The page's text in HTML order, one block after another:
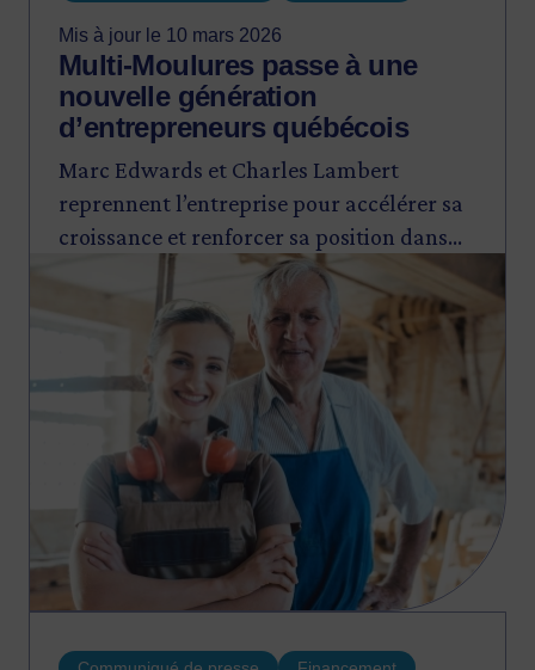
Mis à jour le 10 mars 2026
Multi-Moulures passe à une
nouvelle génération
d’entrepreneurs québécois
Marc Edwards et Charles Lambert
reprennent l’entreprise pour accélérer sa
croissance et renforcer sa position dans